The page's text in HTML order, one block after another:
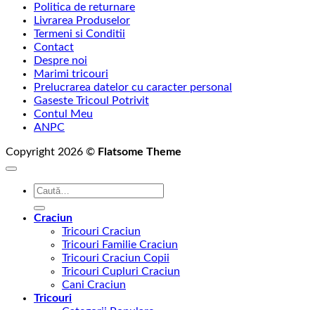
129,00 lei
până
la
Politica de returnare
Livrarea Produselor
Termeni si Conditii
Contact
Despre noi
Marimi tricouri
Prelucrarea datelor cu caracter personal
Gaseste Tricoul Potrivit
Contul Meu
ANPC
Copyright 2026 © Flatsome Theme
Caută
Craciun
Tricouri Craciun
Tricouri Familie Craciun
Tricouri Craciun Copii
Tricouri Cupluri Craciun
Cani Craciun
Tricouri